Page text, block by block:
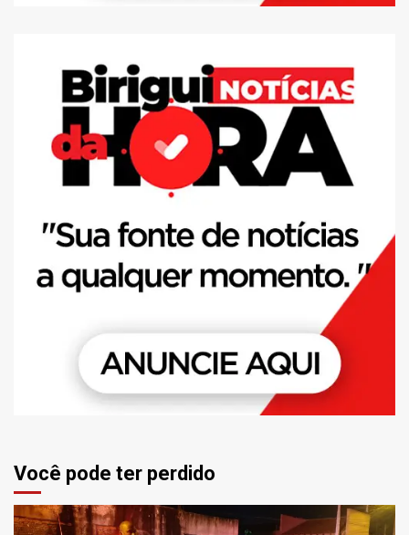
Você pode ter perdido